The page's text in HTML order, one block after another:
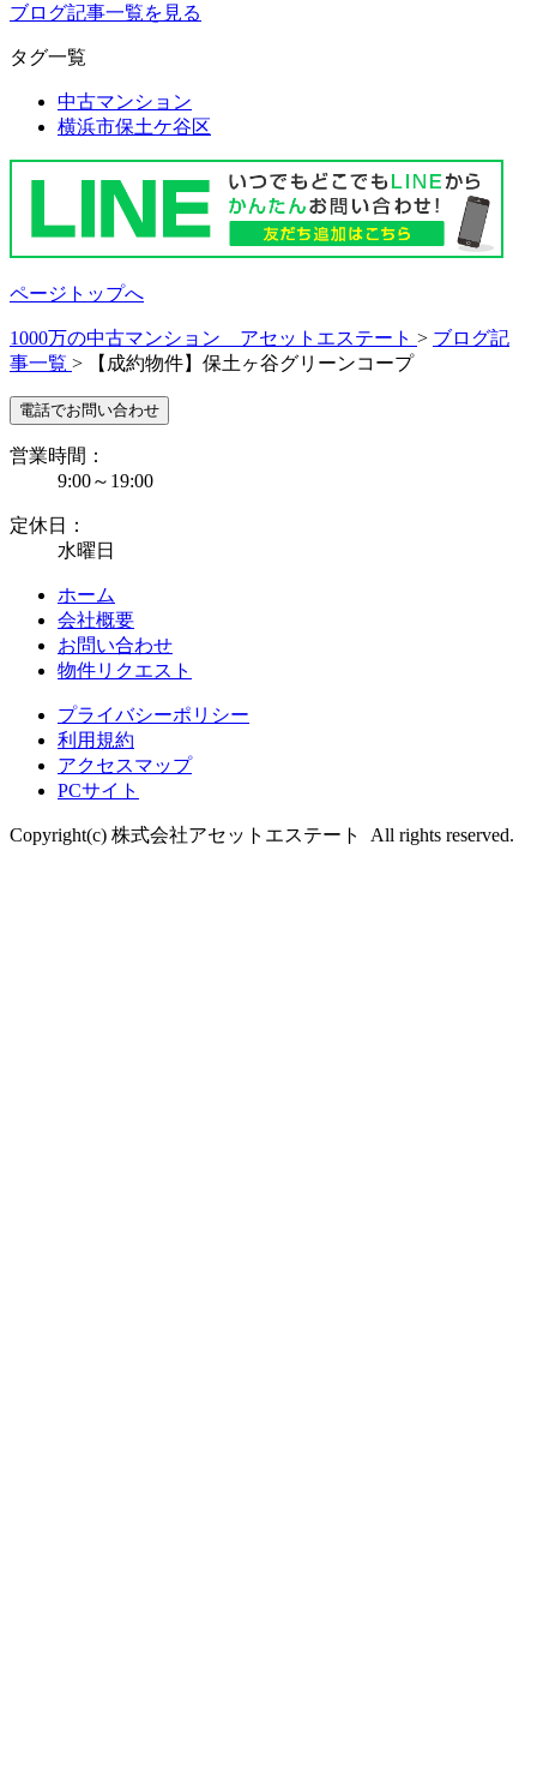
ブログ記事一覧を見る
タグ一覧
中古マンション
横浜市保土ケ谷区
ページトップへ
1000万の中古マンション アセットエステート > ブログ記
事一覧 > 【成約物件】保土ヶ谷グリーンコープ
電話でお問い合わせ
営業時間：
9:00～19:00
定休日：
水曜日
ホーム
会社概要
お問い合わせ
物件リクエスト
プライバシーポリシー
利用規約
アクセスマップ
PCサイト
Copyright(c) 株式会社アセットエステート All rights reserved.